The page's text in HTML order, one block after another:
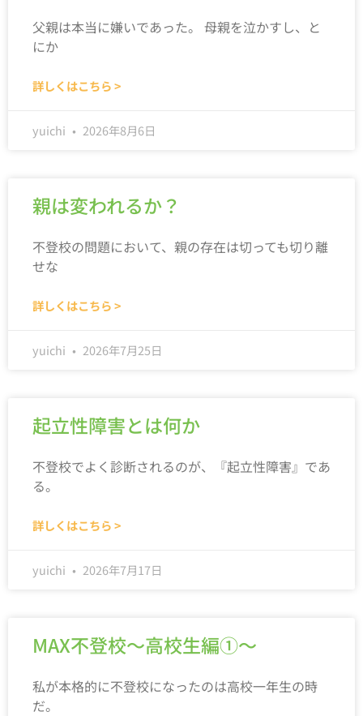
父親は本当に嫌いであった。 母親を泣かすし、と
にか
詳しくはこちら >
yuichi 2026年8月6日
親は変われるか？
不登校の問題において、親の存在は切っても切り離
せな
詳しくはこちら >
yuichi 2026年7月25日
起立性障害とは何か
不登校でよく診断されるのが、『起立性障害』であ
る。
詳しくはこちら >
yuichi 2026年7月17日
MAX不登校～高校生編①～
私が本格的に不登校になったのは高校一年生の時
だ。